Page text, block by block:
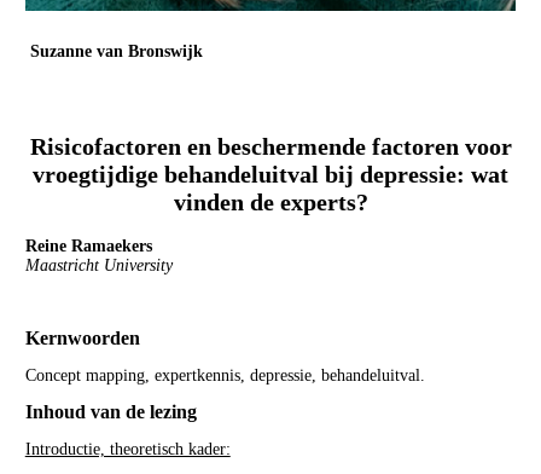
Suzanne van Bronswijk
Risicofactoren en beschermende factoren voor
vroegtijdige behandeluitval bij depressie: wat
vinden de experts?
Reine Ramaekers
Maastricht University
Kernwoorden
Concept mapping, expertkennis, depressie, behandeluitval.
Inhoud van de lezing
Introductie, theoretisch kader: